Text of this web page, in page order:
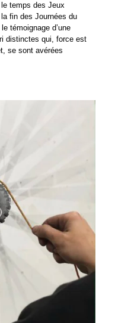
temps des Jeux
fin des Journées du
témoignage d’une
distinctes qui, force est
se sont avérées